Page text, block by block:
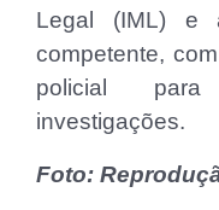
Legal (IML) e
competente,
policial para
investigações.
Foto: